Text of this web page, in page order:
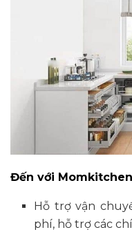
Đến với
Hỗ trợ vận
phí, hỗ trợ các